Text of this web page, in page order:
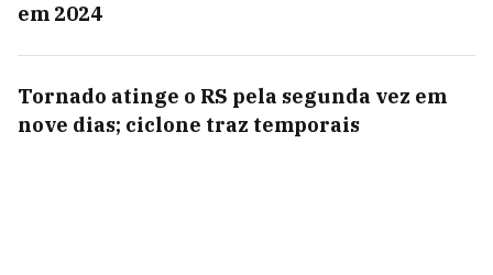
em 2024
Tornado atinge o RS pela segunda vez em
nove dias; ciclone traz temporais